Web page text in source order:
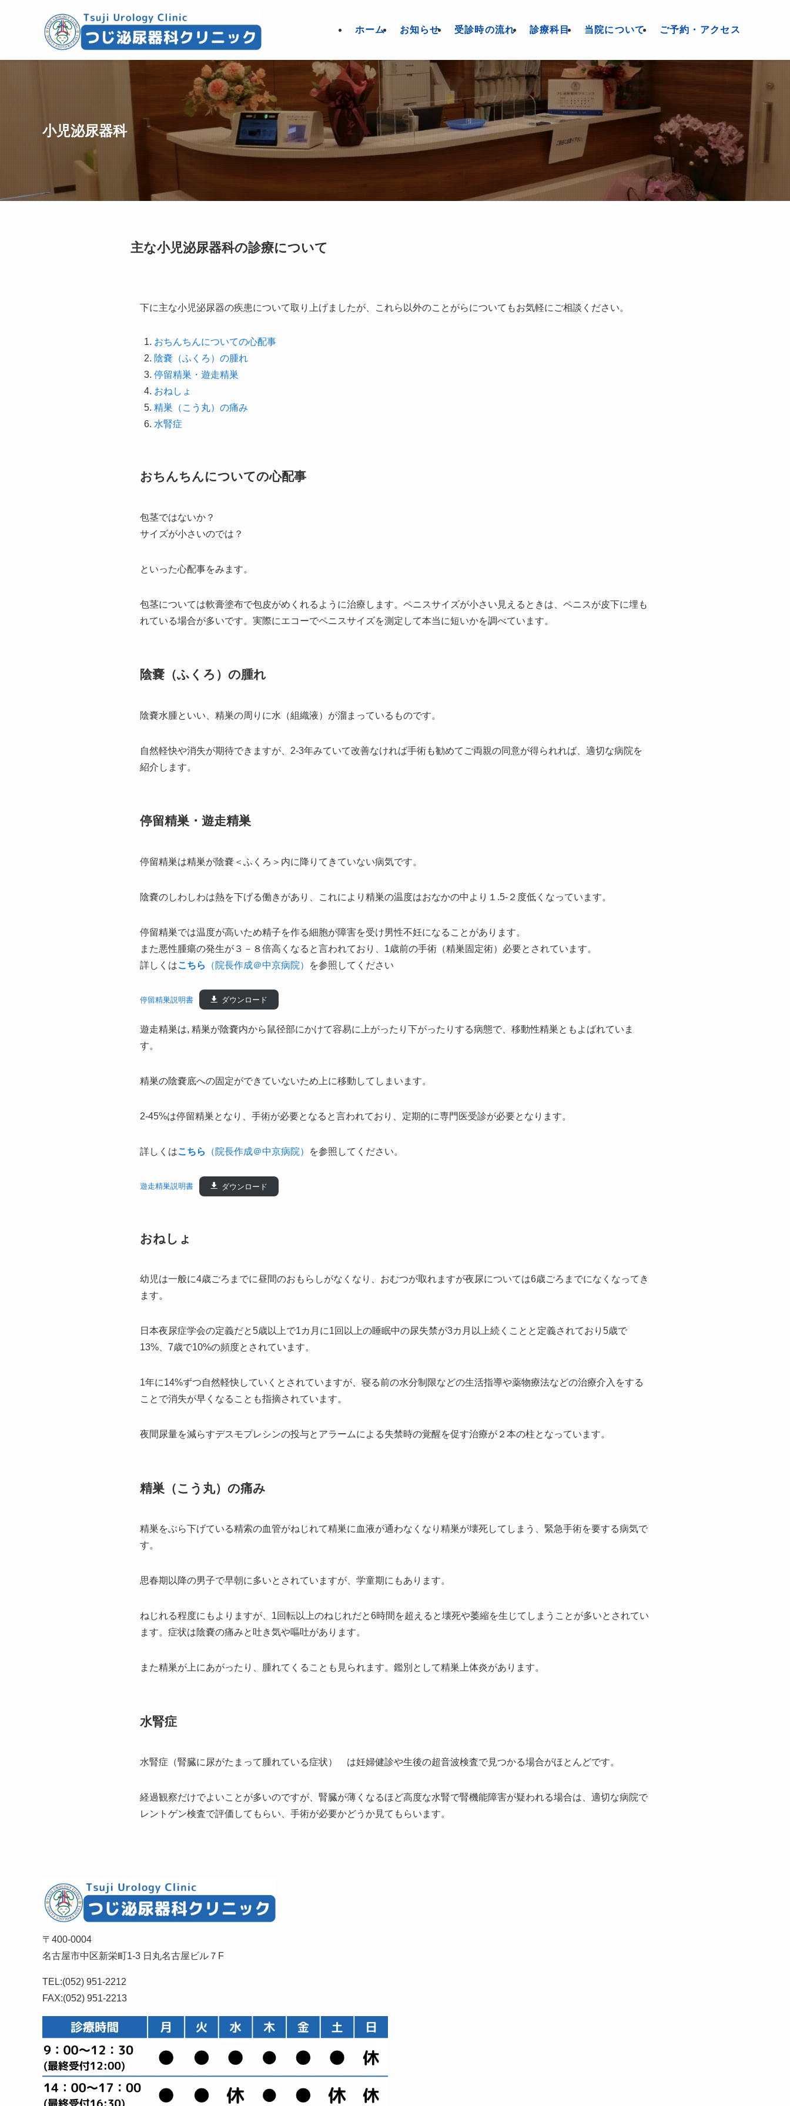
ホーム お知らせ 受診時の流れ 診療科目 当院について ご予約・アクセス
小児泌尿器科
主な小児泌尿器科の診療について
下に主な小児泌尿器の疾患について取り上げましたが、これら以外のことがらについてもお気軽にご相談ください。
おちんちんについての心配事
陰嚢（ふくろ）の腫れ
停留精巣・遊走精巣
おねしょ
精巣（こう丸）の痛み
水腎症
おちんちんについての心配事
包茎ではないか？
サイズが小さいのでは？
といった心配事をみます。
包茎については軟膏塗布で包皮がめくれるように治療します。ペニスサイズが小さい見えるときは、ペニスが皮下に埋も
れている場合が多いです。実際にエコーでペニスサイズを測定して本当に短いかを調べています。
陰嚢（ふくろ）の腫れ
陰嚢水腫といい、精巣の周りに水（組織液）が溜まっているものです。
自然軽快や消失が期待できますが、2-3年みていて改善なければ手術も勧めてご両親の同意が得られれば、適切な病院を
紹介します。
停留精巣・遊走精巣
停留精巣は精巣が陰嚢＜ふくろ＞内に降りてきていない病気です。
陰嚢のしわしわは熱を下げる働きがあり、 これにより精巣の温度はおなかの中より １.5-２度低くなっています。
停留精巣では温度が高いため精子を作る細胞が障害を受け男性不妊になることがあります。
また悪性腫瘍の発生が３－８倍高くなると言われており、1歳前の手術（精巣固定術）必要とされています。
詳しくはこちら （院長作成＠中京病院） を参照してください
停留精巣説明書 ダウンロード
遊走精巣は, 精巣が陰嚢内から鼠径部にかけて容易に上がったり下がったりする病態で、移動性精巣ともよばれていま
す。
精巣の陰嚢底への固定ができていないため上に移動してしまいます。
2-45%は停留精巣となり、手術が必要となると言われており、定期的に専門医受診が必要となります。
詳しくはこちら （院長作成＠中京病院） を参照してください。
遊走精巣説明書 ダウンロード
おねしょ
幼児は一般に4歳ごろまでに昼間のおもらしがなくなり、 おむつが取れますが夜尿については6歳ごろまでになくなってき
ます。
日本夜尿症学会の定義だと5歳以上で1カ月に1回以上の睡眠中の尿失禁が3カ月以上続くことと定義されており5歳で
13%、7歳で10%の頻度とされています。
1年に14%ずつ自然軽快していくとされていますが、寝る前の水分制限などの生活指導や薬物療法などの治療介入をする
ことで消失が早くなることも指摘されています。
夜間尿量を減らすデスモプレシンの投与とアラームによる失禁時の覚醒を促す治療が２本の柱となっています。
精巣（こう丸）の痛み
精巣をぶら下げている精索の血管がねじれて精巣に血液が通わなくなり精巣が壊死してしまう、緊急手術を要する病気で
す。
思春期以降の男子で早朝に多いとされていますが、学童期にもあります。
ねじれる程度にもよりますが、1回転以上のねじれだと6時間を超えると壊死や萎縮を生じてしまうことが多いとされてい
ます。症状は陰嚢の痛みと吐き気や嘔吐があります。
また精巣が上にあがったり、腫れてくることも見られます。鑑別として精巣上体炎があります。
水腎症
水腎症（腎臓に尿がたまって腫れている症状） は妊婦健診や生後の超音波検査で見つかる場合がほとんどです。
経過観察だけでよいことが多いのですが、腎臓が薄くなるほど高度な水腎で腎機能障害が疑われる場合は、適切な病院で
レントゲン検査で評価してもらい、手術が必要かどうか見てもらいます。
〒400-0004
名古屋市中区新栄町1-3 日丸名古屋ビル７F
TEL:(052) 951-2212
FAX:(052) 951-2213